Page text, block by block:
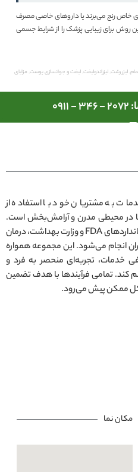
خاص رنج می‌برند یا داروهای خاصی مصرف
روش برای زیبایی پزشک را از شرایط جسمی
لیزر رشت لیزراندولیفت لیفت و جوانسازی پوست مزایای
به مشتریان خود با استفاده از
در محیطی مدرن و آرامش‌بخش است.
تمامی خدمات ارائه‌شده مطابق با استانداردهای FDA و وزارت بهداشت، درمان
انجام می‌شود. این مجموعه همواره
خدمات، تجربه‌ای منحصر به فرد و
کند. تمامی فرآیندها با هدف تضمین
ممکن پیش می‌رود.
مکان نما